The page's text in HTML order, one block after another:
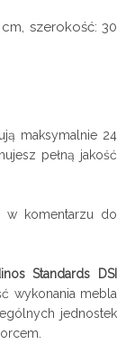
szerokość: 30
maksymalnie 24
pełną jakość
komentarzu do
Standards DSI
wykonania mebla
jednostek